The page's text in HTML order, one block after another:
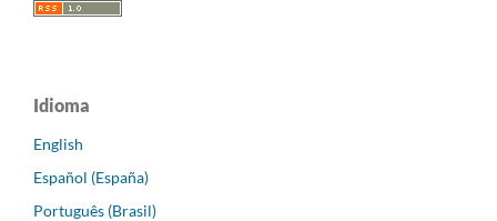
Idioma
English
Español (España)
Português (Brasil)